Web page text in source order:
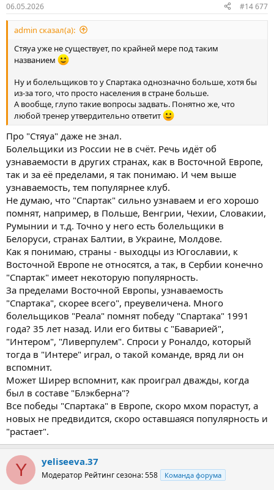
06.05.2026 #14 677
admin сказал(а):
Стяуа уже не существует, по крайней мере под таким
названием
Ну и болельщиков то у Спартака однозначно больше, хотя бы
из-за того, что просто населения в стране больше.
А вообще, глупо такие вопросы задвать. Понятно же, что
любой тренер утвердительно ответит
Про "Стяуа" даже не знал.
Болельщики из России не в счёт. Речь идёт об
узнаваемости в других странах, как в Восточной Европе,
так и за её пределами, я так понимаю. И чем выше
узнаваемость, тем популярнее клуб.
Не думаю, что "Спартак" сильно узнаваем и его хорошо
помнят, например, в Польше, Венгрии, Чехии, Словакии,
Румынии и т.д. Точно у него есть болельщики в
Белоруси, странах Балтии, в Украине, Молдове.
Как я понимаю, страны - выходцы из Югославии, к
Восточной Европе не относятся, а так, в Сербии конечно
"Спартак" имеет некоторую популярность.
За пределами Восточной Европы, узнаваемость
"Спартака", скорее всего", преувеличена. Много
болельщиков "Реала" помнят победу "Спартака" 1991
года? 35 лет назад. Или его битвы с "Баварией",
"Интером", "Ливерпулем". Спроси у Роналдо, который
тогда в "Интере" играл, о такой команде, вряд ли он
вспомнит.
Может Ширер вспомнит, как проиграл дважды, когда
был в составе "Блэкберна"?
Все победы "Спартака" в Европе, скоро мхом порастут, а
новых не предвидится, скоро оставшаяся популярность и
"растает".
Y yeliseeva.37
Модератор Рейтинг сезона: 558 Команда форума